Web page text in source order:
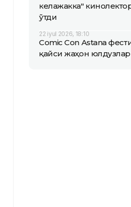
келажакка"
ўтди
22 iyul 2026, 18:10
Comic Con Astana
қайси жаҳон